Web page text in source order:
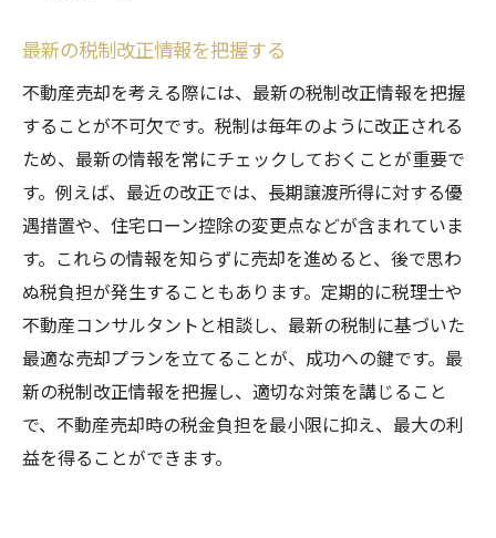
最新の税制改正情報を把握する
不動産売却を考える際には、最新の税制改正情報を把握
することが不可欠です。税制は毎年のように改正される
ため、最新の情報を常にチェックしておくことが重要で
す。例えば、最近の改正では、長期譲渡所得に対する優
遇措置や、住宅ローン控除の変更点などが含まれていま
す。これらの情報を知らずに売却を進めると、後で思わ
ぬ税負担が発生することもあります。定期的に税理士や
不動産コンサルタントと相談し、最新の税制に基づいた
最適な売却プランを立てることが、成功への鍵です。最
新の税制改正情報を把握し、適切な対策を講じること
で、不動産売却時の税金負担を最小限に抑え、最大の利
益を得ることができます。